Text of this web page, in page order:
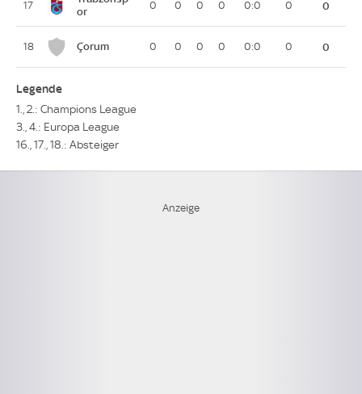
17
or
0 0 0 0 0:0 0 0
18 Çorum 0 0 0 0 0:0 0 0
Legende
1., 2.: Champions League
3., 4.: Europa League
16., 17., 18.: Absteiger